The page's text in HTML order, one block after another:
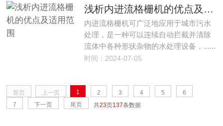
浅析内进流格栅机的优点及适用范围
内进流格栅机可广泛地应用于城市污水
处理，是一种可以连续自动拦截并清除
流体中各种形状杂物的水处理设备，......
时间：2024-07-05
首页 上一页 1 2 3 4 5
6
7
下一页 尾页 共23页137条数据